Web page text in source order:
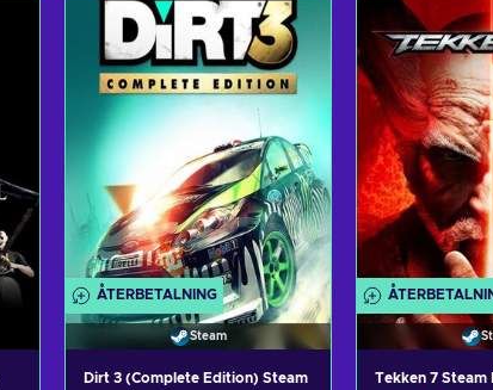
ÅTERBETALNING
Steam
Dirt 3 (Complete Edition) Steam
Tekken 7 Steam